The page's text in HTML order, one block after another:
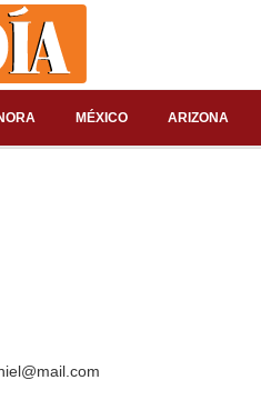
MÉXICO ARIZONA